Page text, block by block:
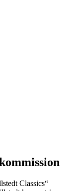
Classics“